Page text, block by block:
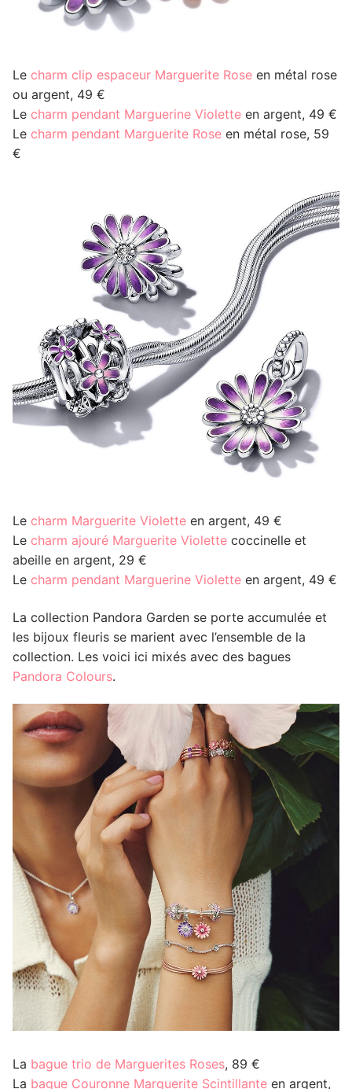
Le charm clip espaceur Marguerite Rose en métal rose
ou argent, 49 €
Le charm pendant Marguerine Violette en argent, 49 €
Le charm pendant Marguerite Rose en métal rose, 59
€
Le charm Marguerite Violette en argent, 49 €
Le charm ajouré Marguerite Violette coccinelle et
abeille en argent, 29 €
Le charm pendant Marguerine Violette en argent, 49 €
La collection Pandora Garden se porte accumulée et
les bijoux fleuris se marient avec l’ensemble de la
collection. Les voici ici mixés avec des bagues
Pandora Colours.
La bague trio de Marguerites Roses, 89 €
La bague Couronne Marguerite Scintillante en argent,